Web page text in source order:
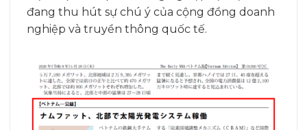
đang thu hút sự chú ý của cộng đồng doanh
nghiệp và truyền thông quốc tế.